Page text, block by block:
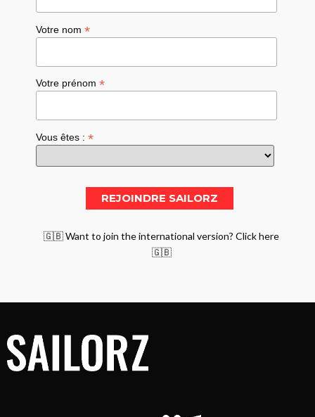
Votre nom*
Votre prénom*
Vous êtes :*
🇬🇧 Want to join the international version? Click here
🇬🇧